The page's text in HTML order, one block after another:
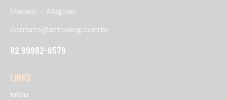
Maceió – Alagoas
contato@attivalog.com.br
82 99982-6579
LINKS
Início